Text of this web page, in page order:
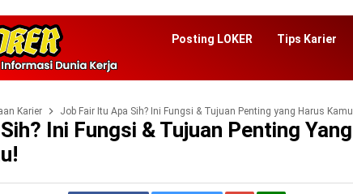
Posting LOKER Tips Karier
Karier Job Fair Itu Apa Sih? Ini Fungsi & Tujuan Penting yang Harus Kamu Tahu!
Ini Fungsi & Tujuan Penting Yang